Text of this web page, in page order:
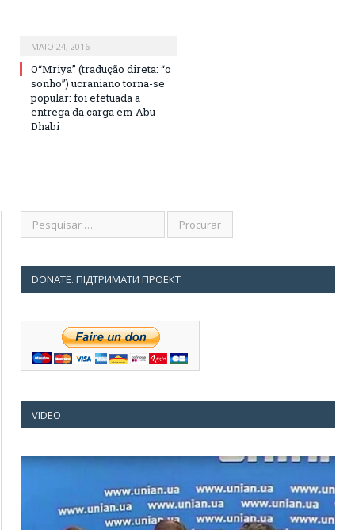
MAIO 24, 2016
O“Mriya” (tradução direta: “o
sonho”) ucraniano torna-se
popular: foi efetuada a
entrega da carga em Abu
Dhabi
DONATE. ПІДТРИМАТИ ПРОЕКТ
VIDEO